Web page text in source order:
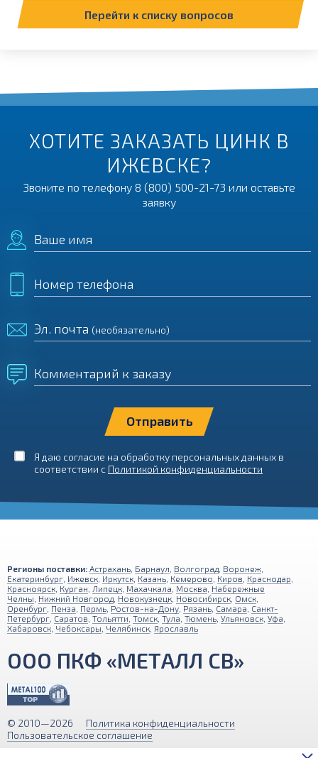
ХОТИТЕ ЗАКАЗАТЬ ЦИНК В
ИЖЕВСКЕ?
Звоните по телефону 8 (800) 500-21-73 или оставьте
заявку
Ваше имя
Номер телефона
Эл. почта (необязательно)
Комментарий к заказу
Я даю согласие на обработку персональных данных в
соответствии с Политикой конфиденциальности
Перейти к списку вопросов
Регионы поставки: Астрахань Барнаул Волгоград Воронеж
Екатеринбург Ижевск Иркутск Казань Кемерово Киров Краснодар
Красноярск Курган Липецк Махачкала Москва Набережные
Челны Нижний Новгород Новокузнецк Новосибирск Омск
Оренбург Пенза Пермь Ростов-на-Дону Рязань Самара Санкт-
Петербург Саратов Тольятти Томск Тула Тюмень Ульяновск Уфа
Хабаровск Чебоксары Челябинск Ярославль
ООО ПКФ «МЕТАЛЛ СВ»
© 2010—2026
Политика конфиденциальности
Пользовательское соглашение